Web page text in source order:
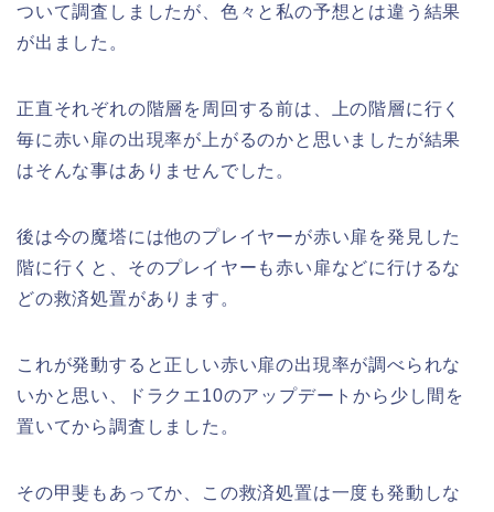
ついて調査しましたが、色々と私の予想とは違う結果
が出ました。
正直それぞれの階層を周回する前は、上の階層に行く
毎に赤い扉の出現率が上がるのかと思いましたが結果
はそんな事はありませんでした。
後は今の魔塔には他のプレイヤーが赤い扉を発見した
階に行くと、そのプレイヤーも赤い扉などに行けるな
どの救済処置があります。
これが発動すると正しい赤い扉の出現率が調べられな
いかと思い、ドラクエ10のアップデートから少し間を
置いてから調査しました。
その甲斐もあってか、この救済処置は一度も発動しな